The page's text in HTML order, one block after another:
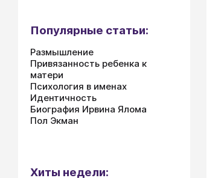
Популярные статьи:
Размышление
Привязанность ребенка к
матери
Психология в именах
Идентичность
Биография Ирвина Ялома
Пол Экман
Хиты недели: